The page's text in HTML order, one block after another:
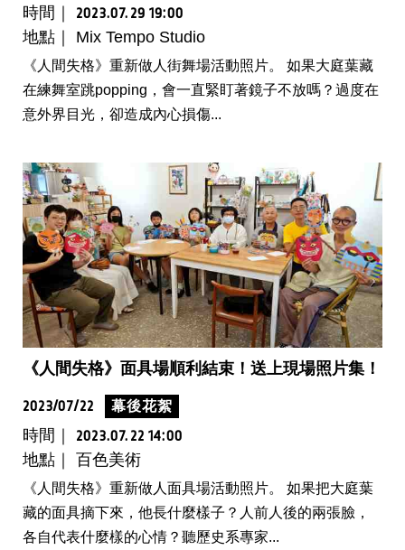
時間｜ 2023.07.29 19:00
地點｜ Mix Tempo Studio
《人間失格》重新做人街舞場活動照片。 如果大庭葉藏
在練舞室跳popping，會一直緊盯著鏡子不放嗎？過度在
意外界目光，卻造成內心損傷...
《人間失格》面具場順利結束！送上現場照片集！
2023/07/22 幕後花絮
時間｜ 2023.07.22 14:00
地點｜ 百色美術
《人間失格》重新做人面具場活動照片。 如果把大庭葉
藏的面具摘下來，他長什麼樣子？人前人後的兩張臉，
各自代表什麼樣的心情？聽歷史系專家...